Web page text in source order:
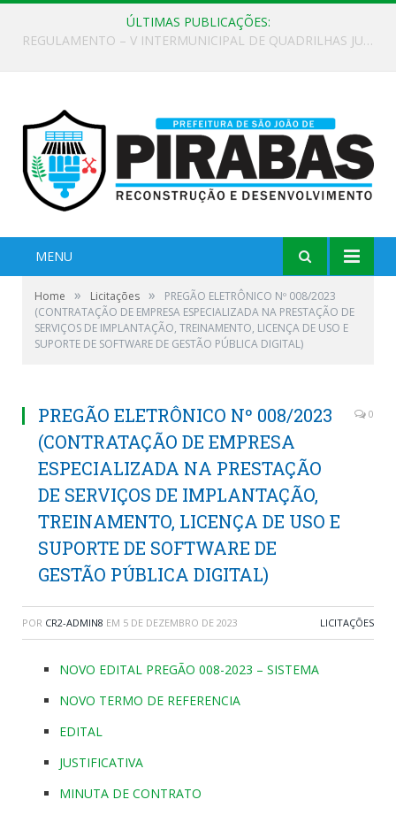
ÚLTIMAS PUBLICAÇÕES:
EDITAL DE CHAMAMENTO PÚBLICO Nº 02/2026
MENU
Home » Licitações »
PREGÃO ELETRÔNICO Nº 008/2023
(CONTRATAÇÃO DE EMPRESA ESPECIALIZADA NA PRESTAÇÃO DE
SERVIÇOS DE IMPLANTAÇÃO, TREINAMENTO, LICENÇA DE USO E
SUPORTE DE SOFTWARE DE GESTÃO PÚBLICA DIGITAL)
PREGÃO ELETRÔNICO Nº 008/2023
(CONTRATAÇÃO DE EMPRESA
ESPECIALIZADA NA PRESTAÇÃO
DE SERVIÇOS DE IMPLANTAÇÃO,
TREINAMENTO, LICENÇA DE USO E
SUPORTE DE SOFTWARE DE
GESTÃO PÚBLICA DIGITAL)
0
POR CR2-ADMIN8 EM 5 DE DEZEMBRO DE 2023 LICITAÇÕES
NOVO EDITAL PREGÃO 008-2023 – SISTEMA
NOVO TERMO DE REFERENCIA
EDITAL
JUSTIFICATIVA
MINUTA DE CONTRATO